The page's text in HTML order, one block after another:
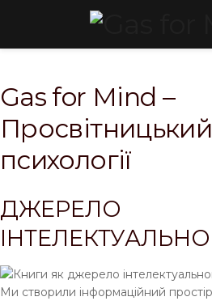
Gas for Mind –
психології
ДЖЕРЕЛО
Ми створили інформаційний